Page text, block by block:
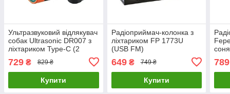
Ультразвуковий відлякувач
собак Ultrasonic DR007 з
ліхтариком Type-C (2
729 ₴ 829 ₴
Купити
Радіоприймач-колонка з
ліхтариком FP 1773U
(USB FM)
649₴ 749 ₴
Купити
789